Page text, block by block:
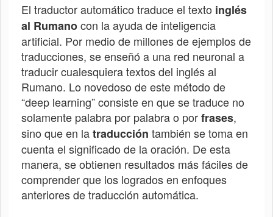
El traductor automático traduce el texto inglés
al Rumanocon la ayuda de inteligencia
artificial. Por medio de millones de ejemplos de
traducciones, se enseñó a una red neuronal a
traducir cualesquiera textos del inglés al
Rumano. Lo novedoso de este método de
“deep learning” consiste en que se traduce no
solamente palabra por palabra o porfrases,
sino que en latraducción también se toma en
cuenta el significado de la oración. De esta
manera, se obtienen resultados más fáciles de
comprender que los logrados en enfoques
anteriores de traducción automática.